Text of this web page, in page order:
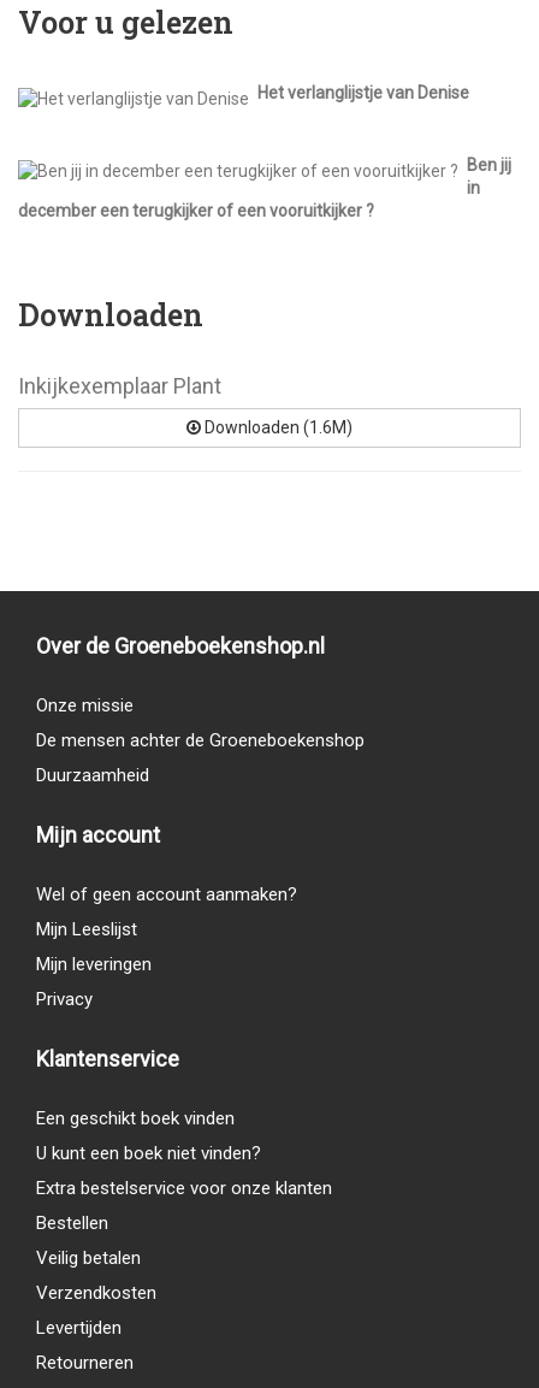
Voor u gelezen
Het verlanglijstje van Denise
Ben jij
in
december een terugkijker of een vooruitkijker ?
Downloaden
Inkijkexemplaar Plant
Downloaden (1.6M)
Over de Groeneboekenshop.nl
Onze missie
De mensen achter de Groeneboekenshop
Duurzaamheid
Mijn account
Wel of geen account aanmaken?
Mijn Leeslijst
Mijn leveringen
Privacy
Klantenservice
Een geschikt boek vinden
U kunt een boek niet vinden?
Extra bestelservice voor onze klanten
Bestellen
Veilig betalen
Verzendkosten
Levertijden
Retourneren